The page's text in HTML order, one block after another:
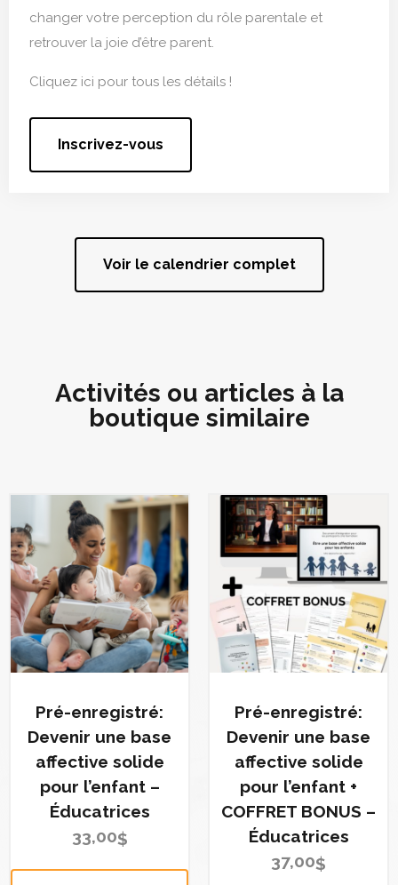
changer votre perception du rôle parentale et
retrouver la joie d’être parent.
Cliquez ici pour tous les détails !
Inscrivez-vous
Voir le calendrier complet
Activités ou articles à la
boutique similaire
Pré-enregistré:
Devenir une base
affective solide
pour l’enfant –
Éducatrices
33,00$
Pré-enregistré:
Devenir une base
affective solide
pour l’enfant +
COFFRET BONUS –
Éducatrices
37,00$